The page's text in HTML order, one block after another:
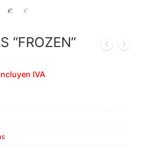
“FROZEN”
IVA